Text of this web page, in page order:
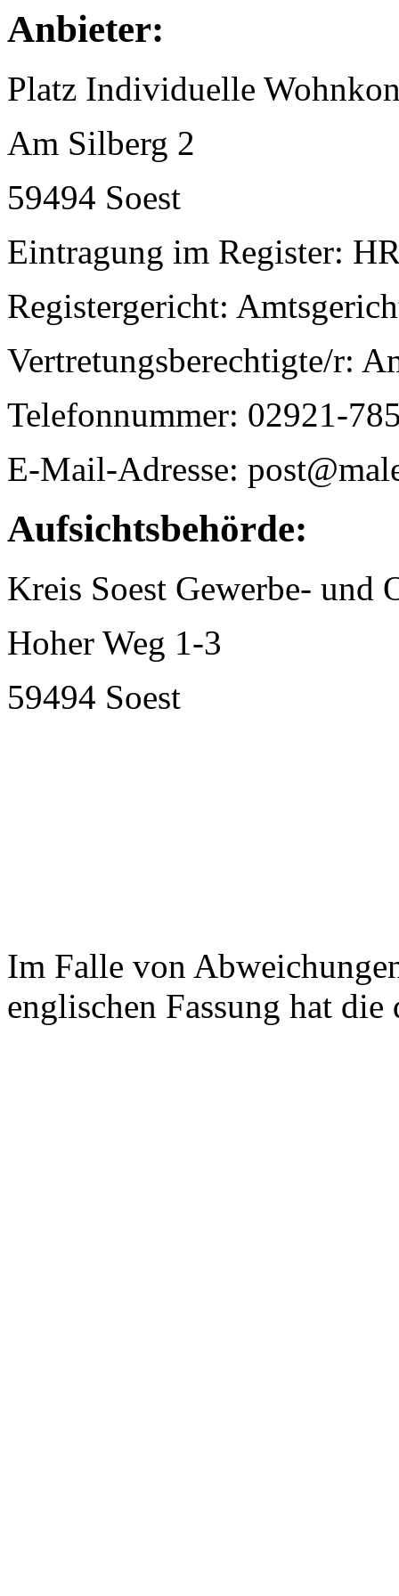
Anbieter:
Platz Individuelle
Am Silberg 2
59494 Soest
Eintragung im Register:
Registergericht:
Vertretungsberechtigte/r:
Telefonnummer: 02921-
E-Mail-Adresse:
Aufsichtsbehörde:
Kreis Soest Gewerbe- und
Hoher Weg 1-3
59494 Soest
Im Falle von
englischen Fassung hat die